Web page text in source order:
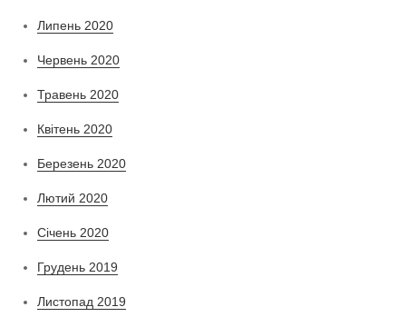
Липень 2020
Червень 2020
Травень 2020
Квітень 2020
Березень 2020
Лютий 2020
Січень 2020
Грудень 2019
Листопад 2019